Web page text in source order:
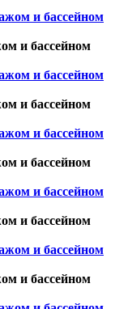
и бассейном
и бассейном
и бассейном
и бассейном
и бассейном